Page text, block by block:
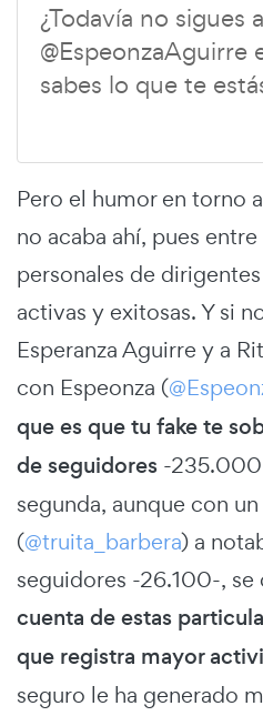
¿Todavía no sigues a
@EspeonzaAguirre
sabes lo que te
Pero el humor en torno
no acaba ahí, pues
personales de
activas y exitosas. Y si
Esperanza Aguirre y a
con Espeonza (
que es que tu fake te
de seguidores -235.000
segunda, aunque con un
(@truita_barbera) a
seguidores -26.100-,
cuenta de estas
que registra mayor
seguro le ha generado